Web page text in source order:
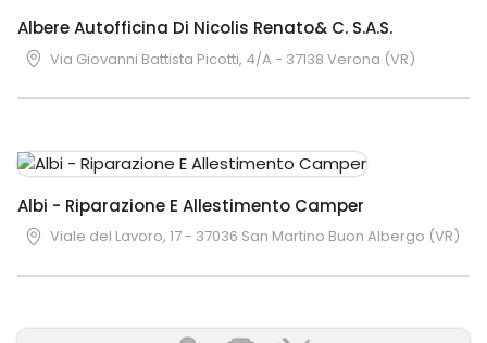
Albere Autofficina Di Nicolis Renato& C. S.A.S.
Via Giovanni Battista Picotti, 4/A - 37138 Verona (VR)
Albi - Riparazione E Allestimento Camper
Viale del Lavoro, 17 - 37036 San Martino Buon Albergo (VR)